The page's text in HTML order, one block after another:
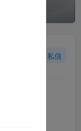
私信